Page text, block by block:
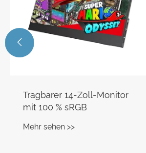
Tragbarer 14-Zoll-Monitor
mit 100 % sRGB
Mehr sehen >>
